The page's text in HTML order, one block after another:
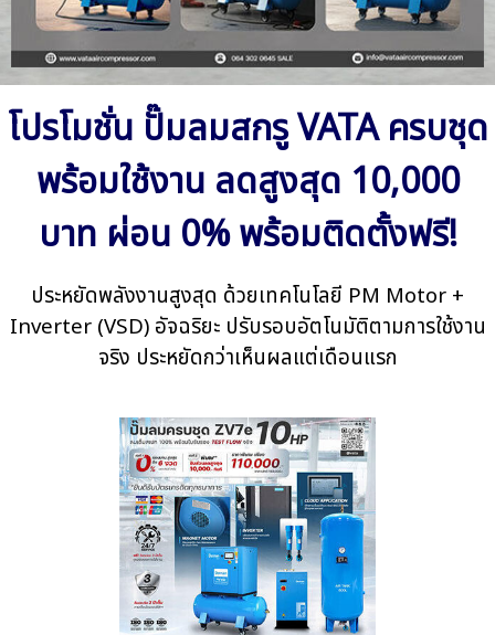
โปรโมชั่น ปั๊มลมสกรู VATA ครบชุด
พร้อมใช้งาน ลดสูงสุด 10,000
บาท ผ่อน 0% พร้อมติดตั้งฟรี!
ประหยัดพลังงานสูงสุด ด้วยเทคโนโลยี PM Motor +
Inverter (VSD) อัจฉริยะ ปรับรอบอัตโนมัติตามการใช้งาน
จริง ประหยัดกว่าเห็นผลแต่เดือนแรก